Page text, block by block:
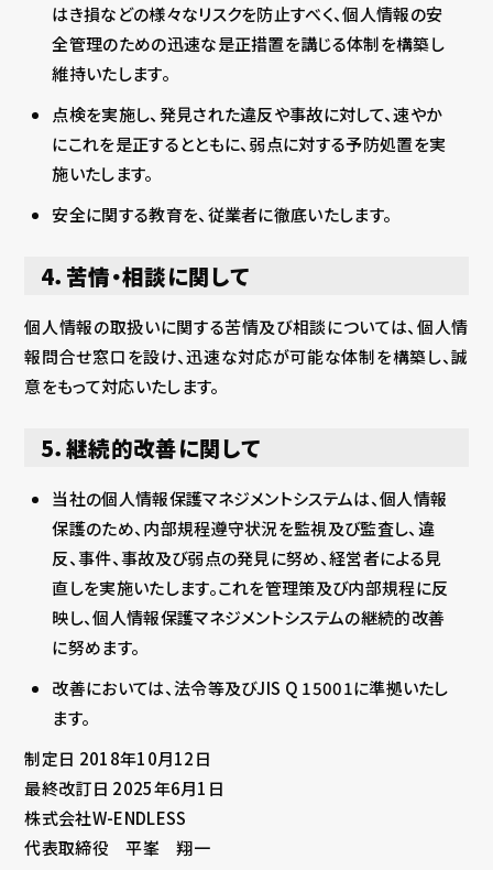
はき損などの様々なリスクを防止すべく、個人情報の安
全管理のための迅速な是正措置を講じる体制を構築し
維持いたします。
点検を実施し、発見された違反や事故に対して、速やか
にこれを是正するとともに、弱点に対する予防処置を実
施いたします。
安全に関する教育を、従業者に徹底いたします。
4．苦情・相談に関して
個人情報の取扱いに関する苦情及び相談については、個人情
報問合せ窓口を設け、迅速な対応が可能な体制を構築し、誠
意をもって対応いたします。
5．継続的改善に関して
当社の個人情報保護マネジメントシステムは、個人情報
保護のため、内部規程遵守状況を監視及び監査し、違
反、事件、事故及び弱点の発見に努め、経営者による見
直しを実施いたします。これを管理策及び内部規程に反
映し、個人情報保護マネジメントシステムの継続的改善
に努めます。
改善においては、法令等及びJIS Q 15001に準拠いたし
ます。
制定日 2018年10月12日
最終改訂日 2025年6月1日
株式会社W-ENDLESS
代表取締役 平峯 翔一